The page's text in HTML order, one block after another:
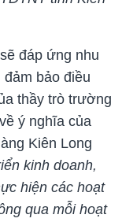
đáp ứng nhu
bảo điều
thầy trò trường
ý nghĩa của
Kiên Long
kinh doanh,
hiện các hoạt
qua mỗi hoạt